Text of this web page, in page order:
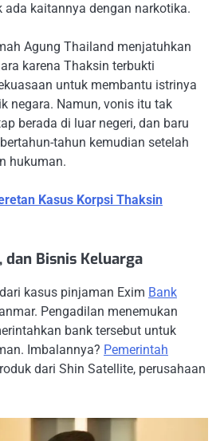
ada kaitannya dengan narkotika.
Agung Thailand menjatuhkan
karena Thaksin terbukti
untuk membantu istrinya
negara. Namun, vonis itu tak
berada di luar negeri, dan baru
tahun kemudian setelah
hukuman.
Kasus Korpsi Thaksin
dan Bisnis Keluarga
kasus pinjaman Exim Bank
Pengadilan menemukan
bank tersebut untuk
Imbalannya? Pemerintah
dari Shin Satellite, perusahaan